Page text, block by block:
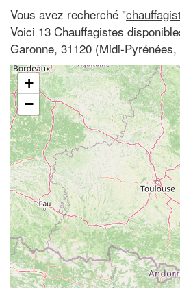
Vous avez recherché "
Voici 13 Chauffagistes
Garonne, 31120 (Midi-
+
−